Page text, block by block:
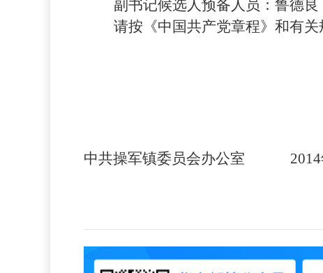
副书记候选人预备人员： 鲁德良
请按《中国共产党章程》和有关
中共操军镇委员会办公室 2014